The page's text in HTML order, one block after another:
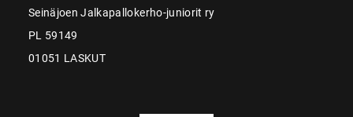
Seinäjoen Jalkapallokerho-juniorit ry
PL 59149
01051 LASKUT